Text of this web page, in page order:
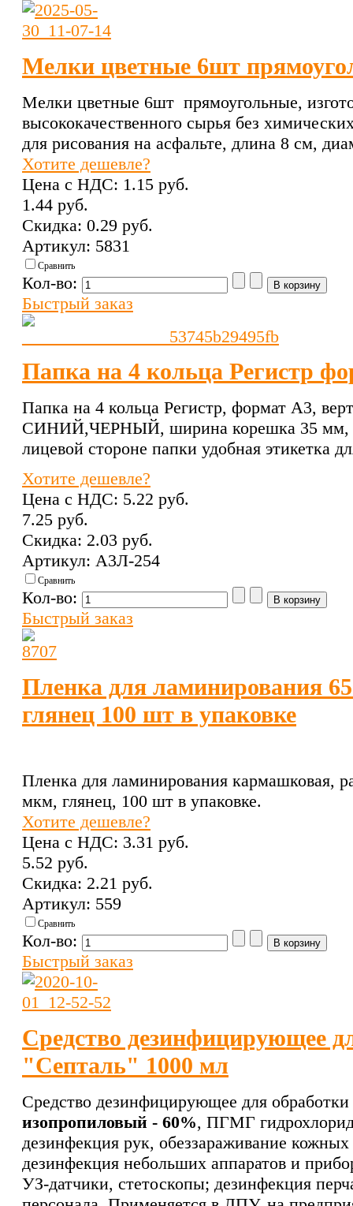
Мелки цветные 6шт
Мелки цветные 6шт прямоугольные,
высококачественного сырья без
для рисования на асфальте, длина 8 см,
Хотите дешевле?
Цена с НДС: 1.15 pуб.
1.44 pуб.
Скидка: 0.29 pуб.
Артикул: 5831
Сравнить
Кол-во:
Быстрый заказ
Папка на 4 кольца Регистр
Папка на 4 кольца Регистр, формат A3,
СИНИЙ,ЧЕРНЫЙ, ширина корешка 35 мм,
лицевой стороне папки удобная этикетка
Хотите дешевле?
Цена с НДС: 5.22 pуб.
7.25 pуб.
Скидка: 2.03 pуб.
Артикул: А3Л-254
Сравнить
Кол-во:
Быстрый заказ
Пленка для ламинирования
глянец 100 шт в упаковке
Пленка для ламинирования кармашковая,
мкм, глянец, 100 шт в упаковке.
Хотите дешевле?
Цена с НДС: 3.31 pуб.
5.52 pуб.
Скидка: 2.21 pуб.
Артикул: 559
Сравнить
Кол-во:
Быстрый заказ
Средство дезинфицирующее
"Септаль" 1000 мл
Средство дезинфицирующее для
изопропиловый - 60%, ПГМГ
дезинфекция рук, обеззараживание
дезинфекция небольших аппаратов и
УЗ-датчики, стетоскопы; дезинфекция